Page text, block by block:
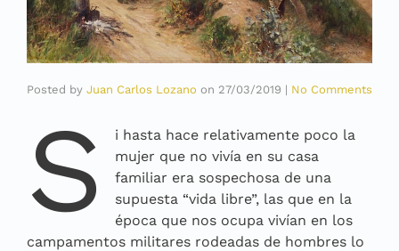
Posted by Juan Carlos Lozano on 27/03/2019 | No Comments
S
i hasta hace relativamente poco la
mujer que no vivía en su casa
familiar era sospechosa de una
supuesta “vida libre”, las que en la
época que nos ocupa vivían en los
campamentos militares rodeadas de hombres lo